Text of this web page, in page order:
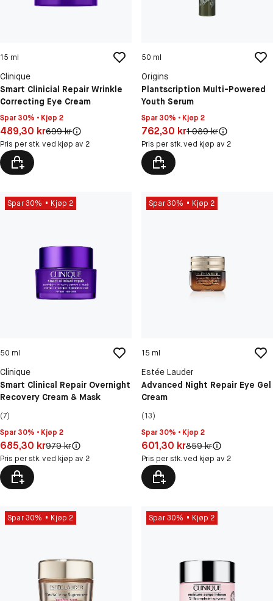
15 ml
Clinique
Smart Clinicial Repair Wrinkle
Correcting Eye Cream
Spar 30% • Kjøp 2
Pris: 489,30 kr
489,30 krOriginal pris:
699 kr
Pris per stk. ved kjøp av 2
50 ml
Origins
Plantscription Multi-Powered
Youth Serum
Spar 30% • Kjøp 2
Pris: 762,30 kr
762,30 krOriginal pris:
1 089 kr
Pris per stk. ved kjøp av 2
Spar 30% Kjøp 2
50 ml
Clinique
Smart Clinical Repair Overnight
Recovery Cream & Mask
(7)
Spar 30% • Kjøp 2
Pris: 685,30 kr
685,30 krOriginal pris:
979 kr
Pris per stk. ved kjøp av 2
Spar 30% Kjøp 2
15 ml
Estée Lauder
Advanced Night Repair Eye Gel
Cream
(13)
Spar 30% • Kjøp 2
Pris: 601,30 kr
601,30 krOriginal pris:
859 kr
Pris per stk. ved kjøp av 2
Spar 30% Kjøp 2 Spar 30% Kjøp 2